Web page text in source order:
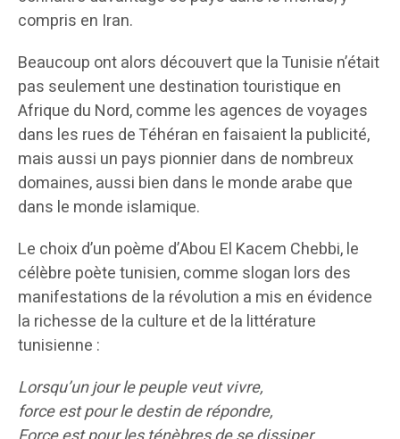
compris en Iran.
Beaucoup ont alors découvert que la Tunisie n’était
pas seulement une destination touristique en
Afrique du Nord, comme les agences de voyages
dans les rues de Téhéran en faisaient la publicité,
mais aussi un pays pionnier dans de nombreux
domaines, aussi bien dans le monde arabe que
dans le monde islamique.
Le choix d’un poème d’Abou El Kacem Chebbi, le
célèbre poète tunisien, comme slogan lors des
manifestations de la révolution a mis en évidence
la richesse de la culture et de la littérature
tunisienne :
Lorsqu’un jour le peuple veut vivre,
force est pour le destin de répondre,